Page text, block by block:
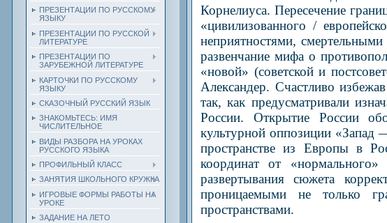
ПРЕЗЕНТАЦИИ ПО РУССКОМУ
ЯЗЫКУ
ПРЕЗЕНТАЦИИ ПО РУССКОЙ
ЛИТЕРАТУРЕ
ПРЕЗЕНТАЦИИ ПО
ЗАРУБЕЖНОЙ ЛИТЕРАТУРЕ
КАРТОЧКИ ПО РУССКОМУ
ЯЗЫКУ
СКАЗОЧНЫЙ РУССКИЙ ЯЗЫК
ЗНАКОМЬТЕСЬ: ИМЯ
ЧИСЛИТЕЛЬНОЕ
ВИДЫ РАЗБОРА НА УРОКАХ
РУССКОГО ЯЗЫКА
ПРОФИЛЬНЫЙ КЛАСС
ЗАНЯТИЯ ШКОЛЬНОГО КРУЖКА
ИГРОВЫЕ ФОРМЫ РАБОТЫ НА
УРОКЕ
ЗАДАНИЕ НА ЛЕТО
Корнелиуса. Пересечение
«цивилизованного /
неприятностями,
развенчание мифа о
«новой» (советской и
Александер. Счастливо
так, как предусматривали
России. Открытие России
культурной оппозиции «Запад
пространстве из Европы в
координат от
развертывания сюжета
проницаемыми не только
пространствами.